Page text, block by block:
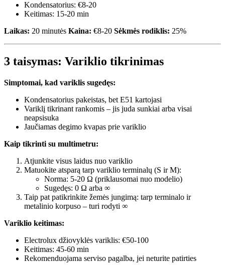
Kondensatorius: €8-20
Keitimas: 15-20 min
Laikas: 20 minutės Kaina: €8-20 Sėkmės rodiklis: 25%
3 taisymas: Variklio tikrinimas
Simptomai, kad variklis sugedęs:
Kondensatorius pakeistas, bet E51 kartojasi
Variklį tikrinant rankomis – jis juda sunkiai arba visai
neapsisuka
Jaučiamas degimo kvapas prie variklio
Kaip tikrinti su multimetru:
Atjunkite visus laidus nuo variklio
Matuokite atsparą tarp variklio terminalų (S ir M):
Norma: 5-20 Ω (priklausomai nuo modelio)
Sugedęs: 0 Ω arba ∞
Taip pat patikrinkite žemės jungimą: tarp terminalo ir
metalinio korpuso – turi rodyti ∞
Variklio keitimas:
Electrolux džiovyklės variklis: €50-100
Keitimas: 45-60 min
Rekomenduojama serviso pagalba, jei neturite patirties